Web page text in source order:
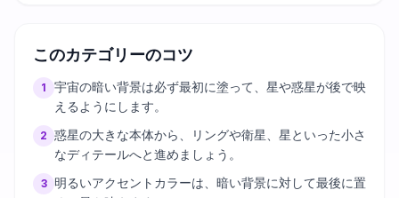
このカテゴリーのコツ
1
宇宙の暗い背景は必ず最初に塗って、星や惑星が後で映
えるようにします。
2 惑星の大きな本体から、リングや衛星、星といった小さ
なディテールへと進めましょう。
3
明るいアクセントカラーは、暗い背景に対して最後に置